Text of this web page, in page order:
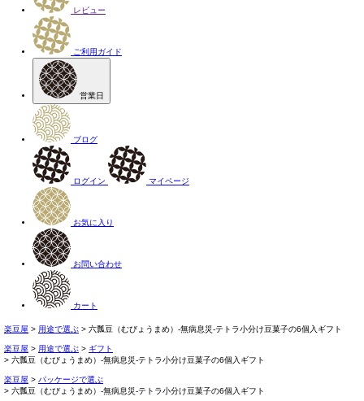
レビュー
ご利用ガイド
営業日
ブログ
ログイン マイページ
お気に入り
お問い合わせ
カート
楽豆屋 用途で選ぶ 六瓢豆（むびょうまめ）-無病息災-テトラ小分け豆菓子の6個入ギフト
楽豆屋 用途で選ぶ
ギフト
六瓢豆（むびょうまめ）-無病息災-テトラ小分け豆菓子の6個入ギフト
楽豆屋
パッケージで選ぶ
六瓢豆（むびょうまめ）-無病息災-テトラ小分け豆菓子の6個入ギフト